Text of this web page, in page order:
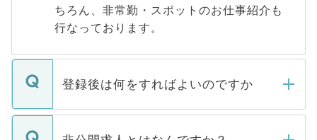
ちろん、非常勤・スポットのお仕事紹介も
行なっております。
登録後は何をすればよいのですか
ご登録いただきましたら、弊社担当者がご
登録内容を確認し、その後メールもしくは